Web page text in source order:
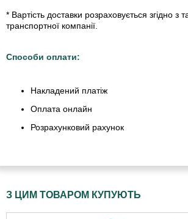
* Вартість доставки розраховується згідно з
транспортної компанії.
Способи оплати:
Накладений платіж
Оплата онлайн
Розрахунковий рахунок
З ЦИМ ТОВАРОМ КУПУЮТЬ